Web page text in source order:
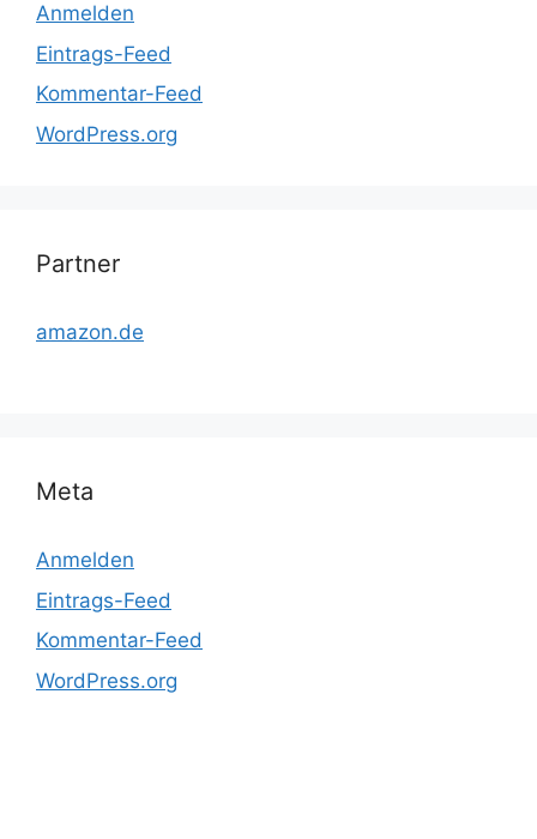
Anmelden
Eintrags-Feed
Kommentar-Feed
WordPress.org
Partner
amazon.de
Meta
Anmelden
Eintrags-Feed
Kommentar-Feed
WordPress.org